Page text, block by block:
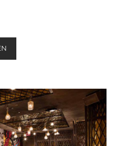
AUF
–
DIE
FOOD
REVOLUTION
VON